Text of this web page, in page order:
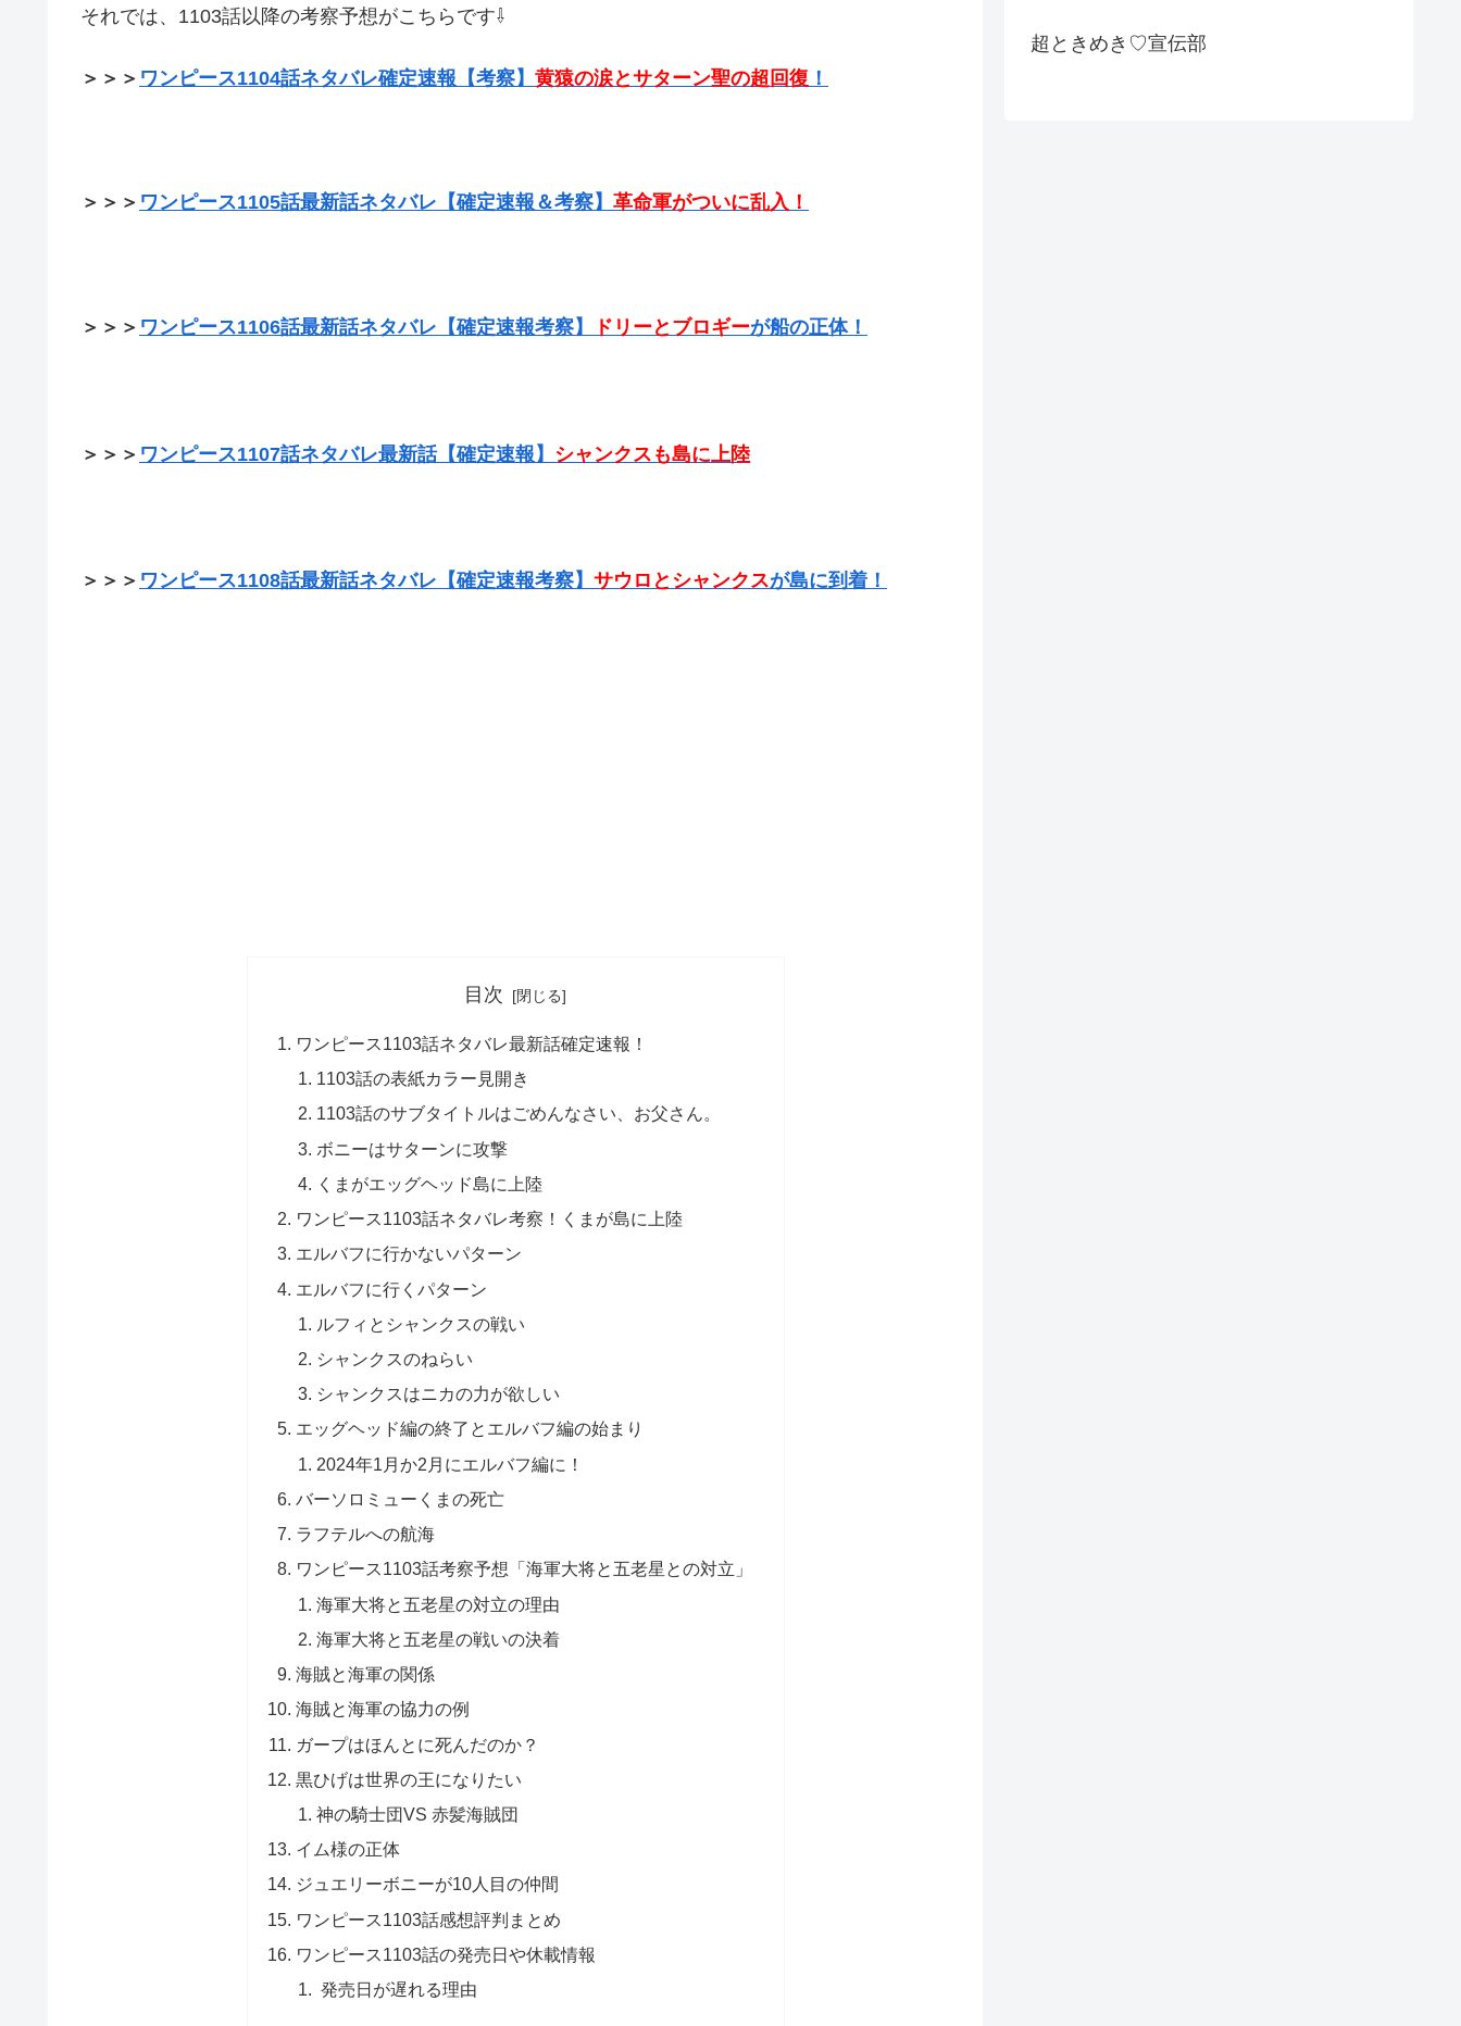
それでは、1103話以降の考察予想がこちらです⇩
＞＞＞ ワンピース1104話ネタバレ確定速報【考察】 黄猿の涙とサターン聖の超回復 ！
＞＞＞ ワンピース1105話最新話ネタバレ【確定速報＆考察】 革命軍がついに乱入！
＞＞＞ ワンピース1106話最新話ネタバレ【確定速報考察】 ドリーとブロギーが船の正体！
＞＞＞ ワンピース1107話ネタバレ最新話【確定速報】 シャンクスも島に上陸
＞＞＞ ワンピース1108話最新話ネタバレ【確定速報考察】 サウロとシャンクスが島に到着！
目次
ワンピース1103話ネタバレ最新話確定速報！
1103話の表紙カラー見開き
1103話のサブタイトルはごめんなさい、お父さん。
ボニーはサターンに攻撃
くまがエッグヘッド島に上陸
ワンピース1103話ネタバレ考察！くまが島に上陸
エルバフに行かないパターン
エルバフに行くパターン
ルフィとシャンクスの戦い
シャンクスのねらい
シャンクスはニカの力が欲しい
エッグヘッド編の終了とエルバフ編の始まり
2024年1月か2月にエルバフ編に！
バーソロミューくまの死亡
ラフテルへの航海
ワンピース1103話考察予想「海軍大将と五老星との対立」
海軍大将と五老星の対立の理由
海軍大将と五老星の戦いの決着
海賊と海軍の関係
海賊と海軍の協力の例
ガープはほんとに死んだのか？
黒ひげは世界の王になりたい
神の騎士団VS 赤髪海賊団
イム様の正体
ジュエリーボニーが10人目の仲間
ワンピース1103話感想評判まとめ
ワンピース1103話の発売日や休載情報
発売日が遅れる理由
超ときめき♡宣伝部